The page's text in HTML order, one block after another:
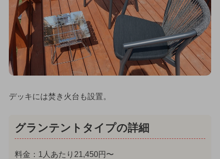
デッキには焚き火台も設置。
グランテントタイプの詳細
料金：1人あたり21,450円〜